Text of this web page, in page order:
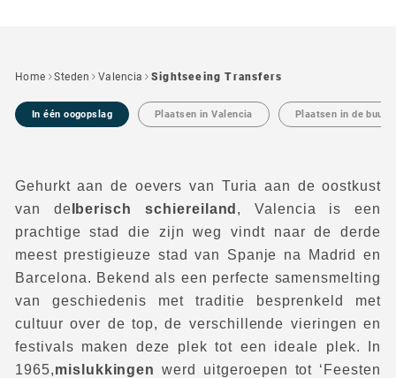
Home Steden Valencia Sightseeing Transfers
In één oogopslag Plaatsen in Valencia Plaatsen in de buurt
Gehurkt aan de oevers van Turia aan de oostkust
van de Iberisch schiereiland , Valencia is een
prachtige stad die zijn weg vindt naar de derde
meest prestigieuze stad van Spanje na Madrid en
Barcelona. Bekend als een perfecte samensmelting
van geschiedenis met traditie besprenkeld met
cultuur over de top, de verschillende vieringen en
festivals maken deze plek tot een ideale plek. In
1965,mislukkingen werd uitgeroepen tot ‘Feesten